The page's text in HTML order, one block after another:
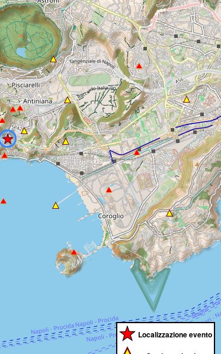
Localizzazione evento